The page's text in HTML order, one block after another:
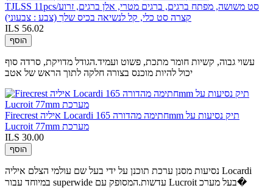
TJLSS 11pcs/סט משושה, מפתח ברגים, ברגים מטרי, אלן ברגים, זרוע
קצרה סט כלי, קל לנשיאה בכיס שלך (צבע : צבעוני)
ILS 56.02
הוסף
עשוי גבוה, קשיות חומר מתכת, פשוט ועמיד.הגודל מדויקת, סרדה סוף
יכול להיות מוכנס בצורה חלקה לתוך הראש של אטב
Firecrest איליה Locardi חתימה מהדורה 165mm תיק נסיעות על
Lucroit 77mm מערכת
ILS 30.00
הוסף
נסיעות מסנן ערכת תוכנן על ידי בעל שם עולמי הצלם איליה Locardi
במיוחד עבור superwide עדשות.המסופק עם Lucroit בעל מערכ�